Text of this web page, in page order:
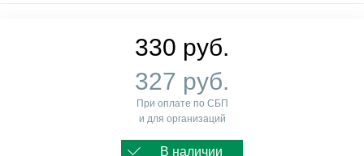
330 руб.
327 руб.
При оплате по СБП
и для организаций
В наличии